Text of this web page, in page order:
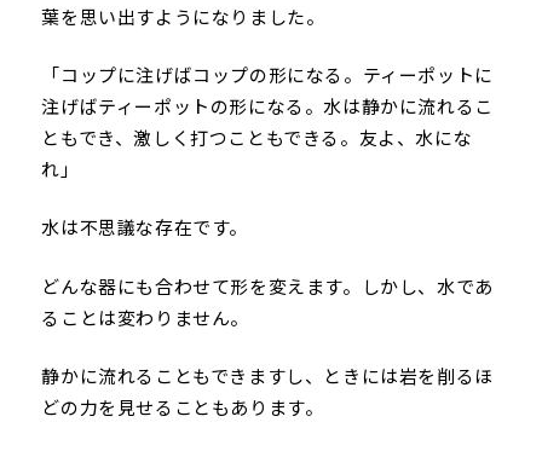
葉を思い出すようになりました。
「コップに注げばコップの形になる。ティーポットに
注げばティーポットの形になる。水は静かに流れるこ
ともでき、激しく打つこともできる。友よ、水にな
れ」
水は不思議な存在です。
どんな器にも合わせて形を変えます。しかし、水であ
ることは変わりません。
静かに流れることもできますし、ときには岩を削るほ
どの力を見せることもあります。